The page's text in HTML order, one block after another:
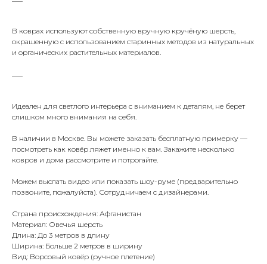
В коврах используют собственную вручную кручёную шерсть,
окрашенную с использованием старинных методов из натуральных
и органических растительных материалов.
Идеален для светлого интерьера с вниманием к деталям, не берет
слишком много внимания на себя.
В наличии в Москве. Вы можете заказать бесплатную примерку —
посмотреть как ковёр ляжет именно к вам. Закажите несколько
ковров и дома рассмотрите и потрогайте.
Можем выслать видео или показать шоу-руме (предварительно
позвоните, пожалуйста). Сотрудничаем с дизайнерами.
Страна происхождения: Афганистан
Материал: Овечья шерсть
Длина: До 3 метров в длину
Ширина: Больше 2 метров в ширину
Вид: Ворсовый ковёр (ручное плетение)